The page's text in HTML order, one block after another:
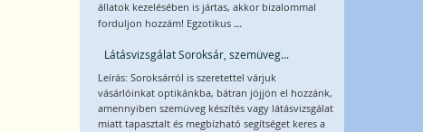
állatok kezelésében is jártas, akkor bizalommal
forduljon hozzám! Egzotikus ...
Látásvizsgálat Soroksár, szemüveg...
Leírás: Soroksárról is szeretettel várjuk
vásárlóinkat optikánkba, bátran jöjjön el hozzánk,
amennyiben szemüveg készítés vagy látásvizsgálat
miatt tapasztalt és megbízható segítséget keres a